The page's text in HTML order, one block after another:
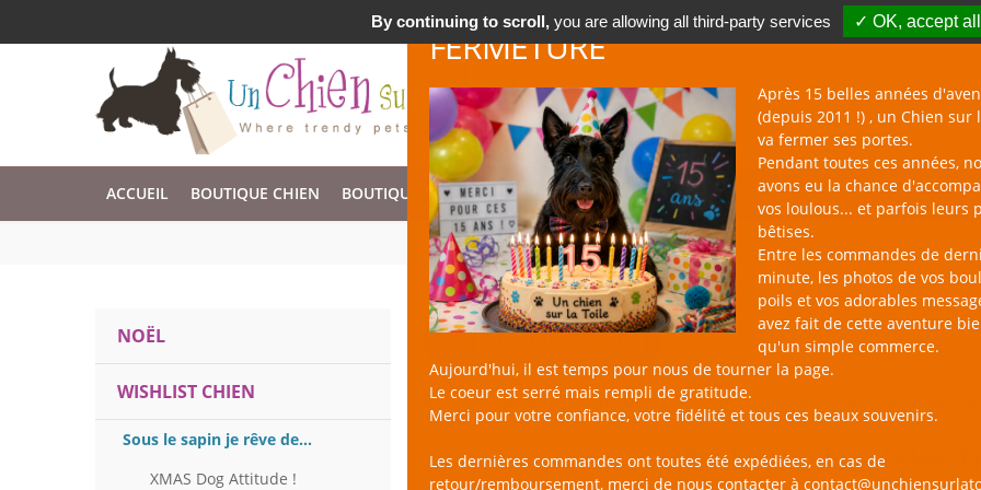
Accessoires & Design pour Chien, Chat, et Nac !
FERMETURE
Après 15 belles années
(depuis 2011 !) , un Chien sur
va fermer ses portes.
Pendant toutes ces années,
avons eu la chance
vos loulous... et parfois leurs
bêtises.
Entre les commandes de
minute, les photos de vos
poils et vos adorables
avez fait de cette aventure
qu'un simple commerce.
Aujourd'hui, il est temps pour nous de tourner la page.
Le coeur est serré mais rempli de gratitude.
Merci pour votre confiance, votre fidélité et tous ces beaux souvenirs.
Les dernières commandes ont toutes été expédiées, en cas de
retour/remboursement, merci de nous contacter à
ACCUEIL BOUTIQUE CHIEN BOUTIQUE CHAT BOUTIQUE NAC NOUVEAUTÉS BLOG CONTACT
NOËL
WISHLIST CHIEN
Sous le sapin je rêve de...
XMAS Dog Attitude !
Sélection Noël
un Chien sur la Toile : une large sélection d'accessoires "Noël" pour avoir
Wishlist de Noël des
By continuing to scroll,you are allowing all third-party services ✓ OK, accept all